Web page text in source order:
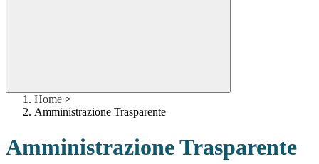
Home >
Amministrazione Trasparente
Amministrazione Trasparente